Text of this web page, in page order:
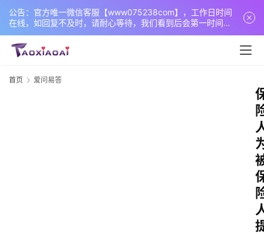
公告：官方唯一微信客服【www075238com】，工作日时间
在线，如回复不及时，请耐心等待，我们看到后会第一时间回
复您！
首页 爱问易答